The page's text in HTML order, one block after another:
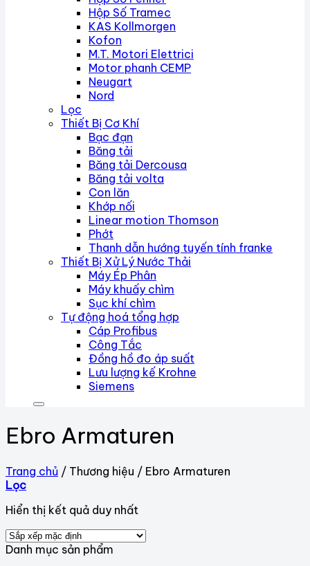
Hộp Số Tramec
KAS Kollmorgen
Kofon
M.T. Motori Elettrici
Motor phanh CEMP
Neugart
Nord
Lọc
Thiết Bị Cơ Khí
Bạc đạn
Băng tải
Băng tải Dercousa
Băng tải volta
Con lăn
Khớp nối
Linear motion Thomson
Phớt
Thanh dẫn hướng tuyến tính franke
Thiết Bị Xử Lý Nước Thải
Máy Ép Phân
Máy khuấy chìm
Sục khí chìm
Tự động hoá tổng hợp
Cáp Profibus
Công Tắc
Đồng hồ đo áp suất
Lưu lượng kế Krohne
Siemens
Ebro Armaturen
Trang chủ / Thương hiệu / Ebro Armaturen
Lọc
Hiển thị kết quả duy nhất
Danh mục sản phẩm